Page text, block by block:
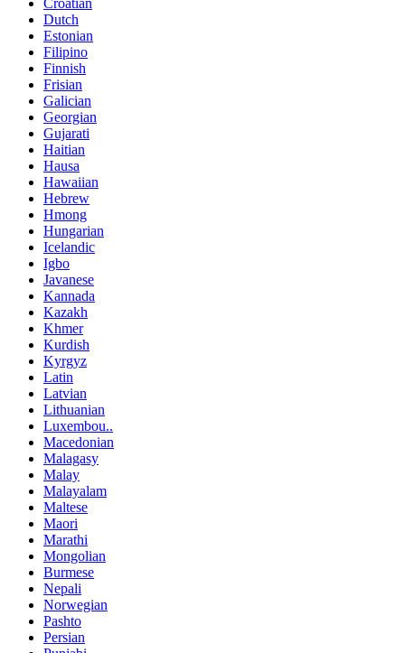
Dutch
Estonian
Filipino
Finnish
Frisian
Galician
Georgian
Gujarati
Haitian
Hausa
Hawaiian
Hebrew
Hmong
Hungarian
Icelandic
Igbo
Javanese
Kannada
Kazakh
Khmer
Kurdish
Kyrgyz
Latin
Latvian
Lithuanian
Luxembou..
Macedonian
Malagasy
Malay
Malayalam
Maltese
Maori
Marathi
Mongolian
Burmese
Nepali
Norwegian
Pashto
Persian